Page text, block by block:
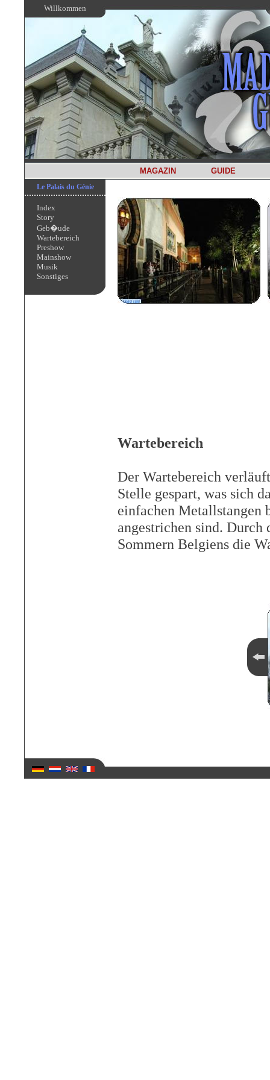
Willkommen
MAGAZIN GUIDE
Le Palais du Génie
Index
Story
Geb�ude
Wartebereich
Preshow
Mainshow
Musik
Sonstiges
Wartebereich
Der Wartebereich
Stelle gespart, was sich
einfachen Metallstangen
angestrichen sind. Durch
Sommern Belgiens die